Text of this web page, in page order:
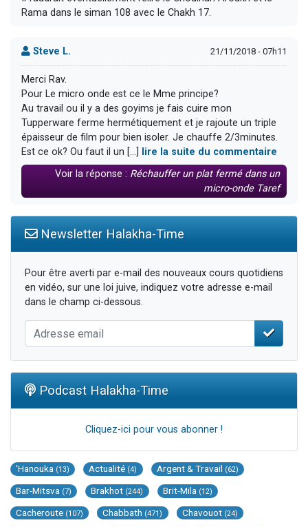
Rama dans le siman 108 avec le Chakh 17.
Steve L. 21/11/2018 - 07h11
Merci Rav.
Pour Le micro onde est ce le Mme principe?
Au travail ou il y a des goyims je fais cuire mon
Tupperware ferme hermétiquement et je rajoute un triple
épaisseur de film pour bien isoler. Je chauffe 2/3minutes.
Est ce ok? Ou faut il un [...]
lire la suite du commentaire
Voir la réponse : Réchauffer un plat fermé dans un
micro-onde Taref
Newsletter Halakha-Time
Pour être averti par e-mail des nouveaux cours quotidiens
en vidéo, sur une loi juive, indiquez votre adresse e-mail
dans le champ ci-dessous.
Podcast Halakha-Time
Cliquez-ici pour vous abonner !
'Hanouka (13) Actualité (4) Argent & Travail (62)
Bar-Mitsva (7) Brakhot (244) Brit-Mila (12)
Cacheroute (107) Chabbath (471) Chavouot (24)